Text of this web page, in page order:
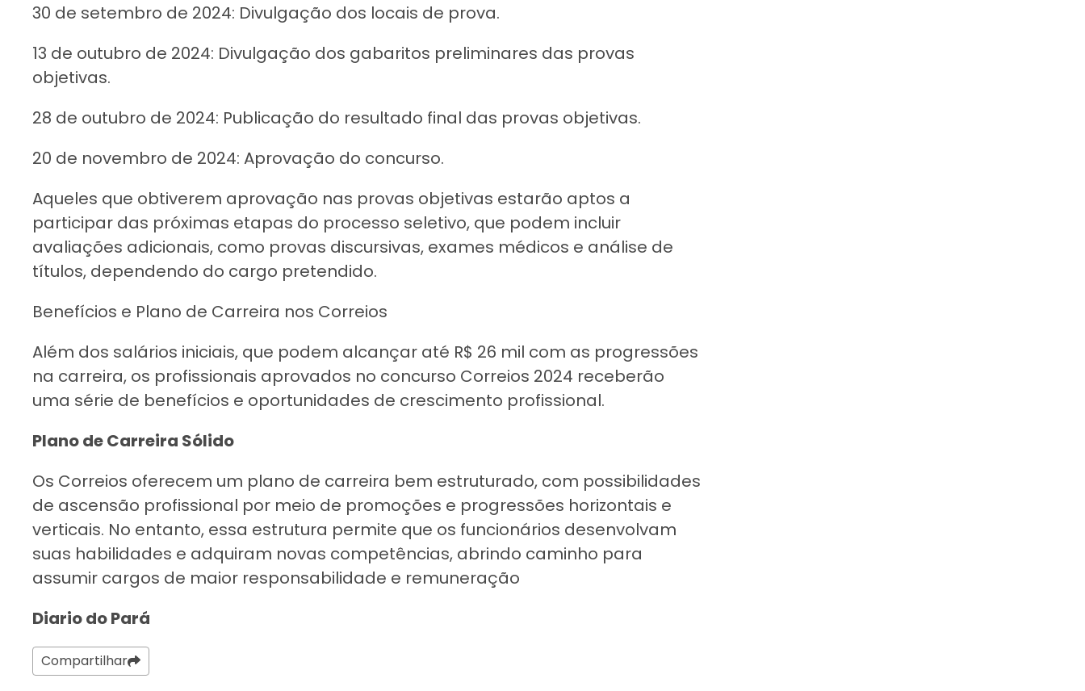
30 de setembro de 2024: Divulgação dos locais de prova.
13 de outubro de 2024: Divulgação dos gabaritos preliminares das provas
objetivas.
28 de outubro de 2024: Publicação do resultado final das provas objetivas.
20 de novembro de 2024: Aprovação do concurso.
Aqueles que obtiverem aprovação nas provas objetivas estarão aptos a
participar das próximas etapas do processo seletivo, que podem incluir
avaliações adicionais, como provas discursivas, exames médicos e análise de
títulos, dependendo do cargo pretendido.
Benefícios e Plano de Carreira nos Correios
Além dos salários iniciais, que podem alcançar até R$ 26 mil com as progressões
na carreira, os profissionais aprovados no concurso Correios 2024 receberão
uma série de benefícios e oportunidades de crescimento profissional.
Plano de Carreira Sólido
Os Correios oferecem um plano de carreira bem estruturado, com possibilidades
de ascensão profissional por meio de promoções e progressões horizontais e
verticais. No entanto, essa estrutura permite que os funcionários desenvolvam
suas habilidades e adquiram novas competências, abrindo caminho para
assumir cargos de maior responsabilidade e remuneração
Diario do Pará
Compartilhar